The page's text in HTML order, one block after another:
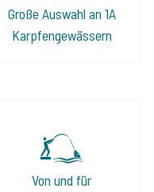
Große Auswahl an 1A
Karpfengewässern
Von und für